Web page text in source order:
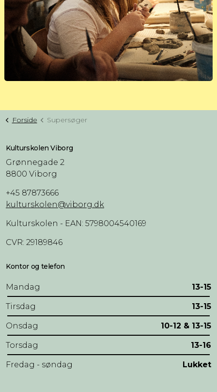
Forside Supersøger
Kulturskolen Viborg
Grønnegade 2
8800 Viborg
+45 87873666
kulturskolen@viborg.dk
Kulturskolen - EAN: 5798004540169
CVR: 29189846
Kontor og telefon
Mandag 13-15
Tirsdag 13-15
Onsdag 10-12 & 13-15
Torsdag 13-16
Fredag - søndag Lukket